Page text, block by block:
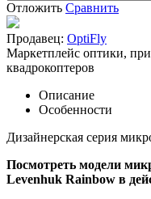
Отложить Сравнить
Продавец: OptiFly
Маркетплейс оптики,
квадрокоптеров
Описание
Особенности
Дизайнерская серия
Посмотреть модели
Levenhuk Rainbow в